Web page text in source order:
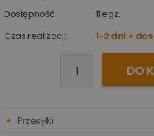
Dostępność: 11 egz.
Czas realizacji:
1-2 dni +
DO
Przesyłki